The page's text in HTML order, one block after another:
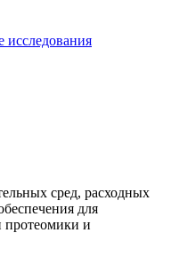
исследования
сред, расходных
для
протеомики и